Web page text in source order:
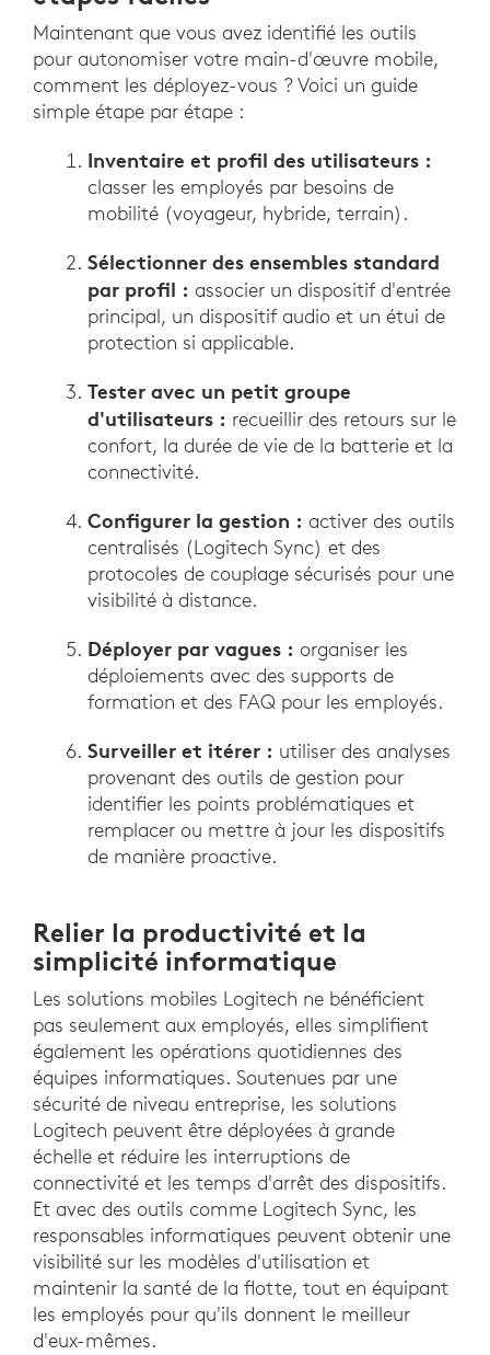
Maintenant que vous avez identifié les outils
pour autonomiser votre main-d'œuvre mobile,
comment les déployez-vous ? Voici un guide
simple étape par étape :
Inventaire et profil des utilisateurs :
classer les employés par besoins de
mobilité (voyageur, hybride, terrain).
Sélectionner des ensembles standard
par profil : associer un dispositif d'entrée
principal, un dispositif audio et un étui de
protection si applicable.
Tester avec un petit groupe
d'utilisateurs : recueillir des retours sur le
confort, la durée de vie de la batterie et la
connectivité.
Configurer la gestion : activer des outils
centralisés (Logitech Sync) et des
protocoles de couplage sécurisés pour une
visibilité à distance.
Déployer par vagues : organiser les
déploiements avec des supports de
formation et des FAQ pour les employés.
Surveiller et itérer : utiliser des analyses
provenant des outils de gestion pour
identifier les points problématiques et
remplacer ou mettre à jour les dispositifs
de manière proactive.
Relier la productivité et la
simplicité informatique
Les solutions mobiles Logitech ne bénéficient
pas seulement aux employés, elles simplifient
également les opérations quotidiennes des
équipes informatiques. Soutenues par une
sécurité de niveau entreprise, les solutions
Logitech peuvent être déployées à grande
échelle et réduire les interruptions de
connectivité et les temps d'arrêt des dispositifs.
Et avec des outils comme Logitech Sync, les
responsables informatiques peuvent obtenir une
visibilité sur les modèles d'utilisation et
maintenir la santé de la flotte, tout en équipant
les employés pour qu'ils donnent le meilleur
d'eux-mêmes.